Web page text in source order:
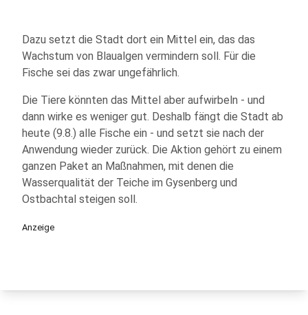
Dazu setzt die Stadt dort ein Mittel ein, das das
Wachstum von Blaualgen vermindern soll. Für die
Fische sei das zwar ungefährlich.
Die Tiere könnten das Mittel aber aufwirbeln - und
dann wirke es weniger gut. Deshalb fängt die Stadt ab
heute (9.8.) alle Fische ein - und setzt sie nach der
Anwendung wieder zurück. Die Aktion gehört zu einem
ganzen Paket an Maßnahmen, mit denen die
Wasserqualität der Teiche im Gysenberg und
Ostbachtal steigen soll.
Anzeige